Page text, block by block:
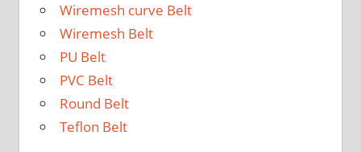
Wiremesh curve Belt
Wiremesh Belt
PU Belt
PVC Belt
Round Belt
Teflon Belt